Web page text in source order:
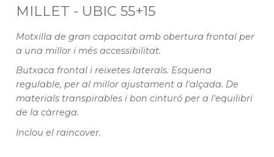
MILLET - UBIC 55+15
Motxilla de gran capacitat amb obertura frontal per
a una millor i més accessibilitat.
Butxaca frontal i reixetes laterals. Esquena
regulable, per al millor ajustament a l'alçada. De
materials transpirables i bon cinturó per a l'equilibri
de la càrrega.
Inclou el raincover.